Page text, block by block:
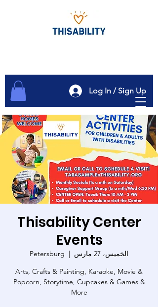
Log In / Sign Up
Thisability Center
Events
الخميس، 27 مارس
  |
Petersburg
Arts, Crafts & Painting, Karaoke, Movie &
Popcorn, Storytime, Cupcakes & Games &
More